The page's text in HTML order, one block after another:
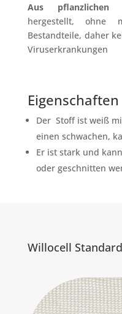
Aus pflanzlichen
hergestellt, ohne
Bestandteile, daher
Viruserkrankungen
Eigenschaften
Der Stoff ist weiß
einen schwachen,
Er ist stark und
oder geschnitten
Willocell Standard